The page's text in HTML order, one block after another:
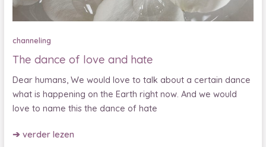
channeling
The dance of love and hate
Dear humans, We would love to talk about a certain dance
what is happening on the Earth right now. And we would
love to name this the dance of hate
The
➔ verder lezen